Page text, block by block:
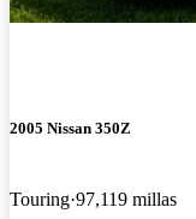
2005 Nissan 350Z
Touring 97,119 millas